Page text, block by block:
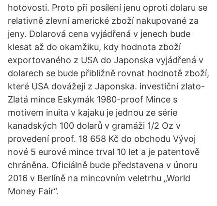
hotovosti. Proto při posílení jenu oproti dolaru se
relativně zlevní americké zboží nakupované za
jeny. Dolarová cena vyjádřená v jenech bude
klesat až do okamžiku, kdy hodnota zboží
exportovaného z USA do Japonska vyjádřená v
dolarech se bude přibližně rovnat hodnotě zboží,
které USA dovážejí z Japonska. investiční zlato-
Zlatá mince Eskymák 1980-proof Mince s
motivem inuita v kajaku je jednou ze série
kanadských 100 dolarů v gramáži 1/2 Oz v
provedení proof. 18 658 Kč do obchodu Vývoj
nové 5 eurové mince trval 10 let a je patentově
chráněna. Oficiálně bude představena v únoru
2016 v Berlíně na mincovním veletrhu „World
Money Fair“.